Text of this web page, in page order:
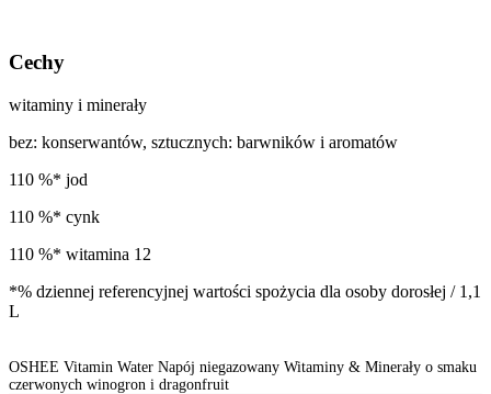
Cechy
witaminy i minerały
bez: konserwantów, sztucznych: barwników i aromatów
110 %* jod
110 %* cynk
110 %* witamina 12
*% dziennej referencyjnej wartości spożycia dla osoby dorosłej / 1,1
L
OSHEE Vitamin Water Napój niegazowany Witaminy & Minerały o smaku
czerwonych winogron i dragonfruit